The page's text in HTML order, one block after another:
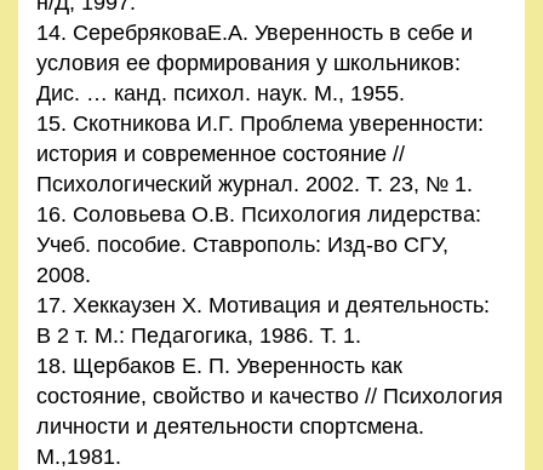
14. СеребряковаЕ.А. Уверенность в себе и
условия ее формирования у школьников:
Дис. … канд. психол. наук. М., 1955.
15. Скотникова И.Г. Проблема уверенности:
история и современное состояние //
Психологический журнал. 2002. Т. 23, № 1.
16. Соловьева О.В. Психология лидерства:
Учеб. пособие. Ставрополь: Изд-во СГУ,
2008.
17. Хеккаузен Х. Мотивация и деятельность:
В 2 т. М.: Педагогика, 1986. Т. 1.
18. Щербаков Е. П. Уверенность как
состояние, свойство и качество // Психология
личности и деятельности спортсмена.
М.,1981.